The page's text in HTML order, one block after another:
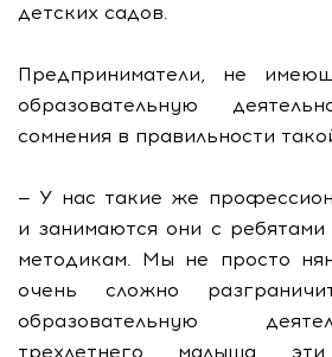
детских садов.
Предприниматели, не
образовательную
сомнения в правильности
— У нас такие же
и занимаются они с
методикам. Мы не просто
очень сложно
образовательную
трехлетнего малыша